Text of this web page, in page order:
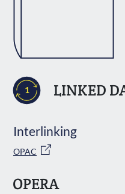
1 LINKED
Interlinking
OPAC
OPERA